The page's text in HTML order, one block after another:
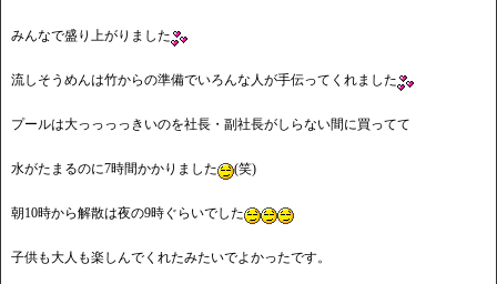
みんなで盛り上がりました
流しそうめんは竹からの準備でいろんな人が手伝ってくれました
プールは大っっっっきいのを社長・副社長がしらない間に買ってて
水がたまるのに7時間かかりました (笑)
朝10時から解散は夜の9時ぐらいでした
子供も大人も楽しんでくれたみたいでよかったです。